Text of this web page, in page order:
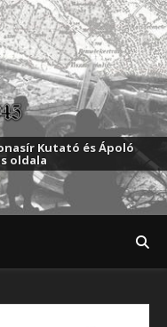
Kutató és Ápoló
oldala